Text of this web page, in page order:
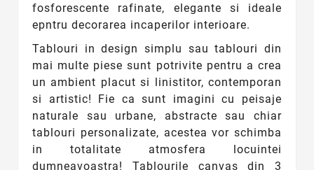
fosforescente rafinate, elegante si ideale
epntru decorarea incaperilor interioare.
Tablouri in design simplu sau tablouri din
mai multe piese sunt potrivite pentru a crea
un ambient placut si linistitor, contemporan
si artistic! Fie ca sunt imagini cu peisaje
naturale sau urbane, abstracte sau chiar
tablouri personalizate, acestea vor schimba
in totalitate atmosfera locuintei
dumneavoastra! Tablourile canvas din 3